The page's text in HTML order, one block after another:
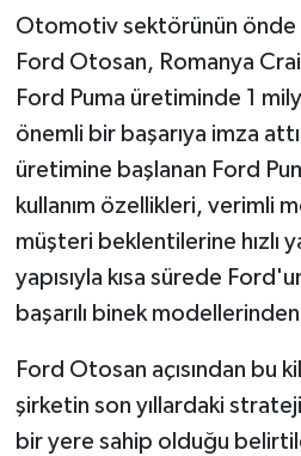
Otomotiv sektörünün önde
Ford Otosan, Romanya
Ford Puma üretiminde 1
önemli bir başarıya imza
üretimine başlanan Ford
kullanım özellikleri, verimli
müşteri beklentilerine hızlı
yapısıyla kısa sürede
başarılı binek
Ford Otosan açısından bu
şirketin son yıllardaki
bir yere sahip olduğu